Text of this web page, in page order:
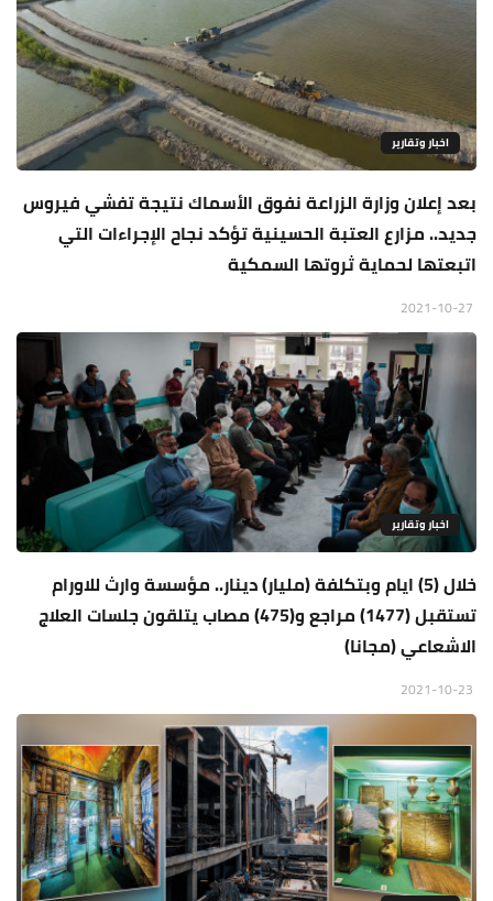
اخبار وتقارير
بعد إعلان وزارة الزراعة نفوق الأسماك نتيجة تفشي فيروس
جديد.. مزارع العتبة الحسينية تؤكد نجاح الإجراءات التي
اتبعتها لحماية ثروتها السمكية
اخبار وتقارير
خلال (5) ايام وبتكلفة (مليار) دينار.. مؤسسة وارث للاورام
تستقبل (1477) مراجع و(475) مصاب يتلقون جلسات العلاج
الاشعاعي (مجانا)